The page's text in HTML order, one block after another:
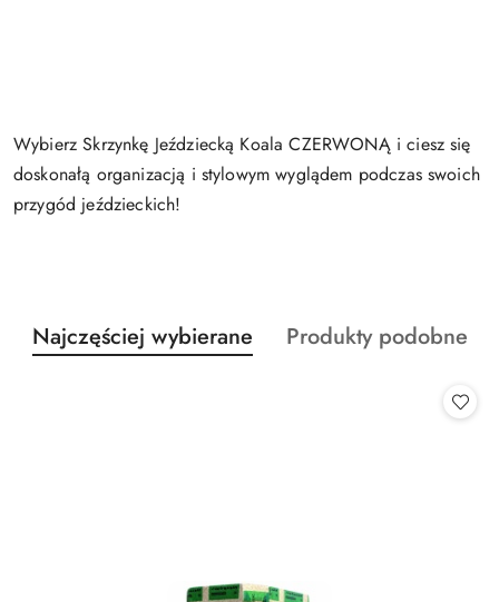
Wybierz Skrzynkę Jeździecką Koala CZERWONĄ i ciesz się
doskonałą organizacją i stylowym wyglądem podczas swoich
przygód jeździeckich!
Pomiń karuzelę produktów
Produkty
o
Najczęściej wybierane
Produkty
Produkty podobne